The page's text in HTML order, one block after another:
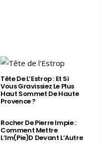
Tête De L’Estrop : Et Si
Vous Gravissiez Le Plus
Haut Sommet De Haute
Provence ?
Rocher De Pierre Impie :
Comment Mettre
L’Im(Pie)d Devant L’Autre